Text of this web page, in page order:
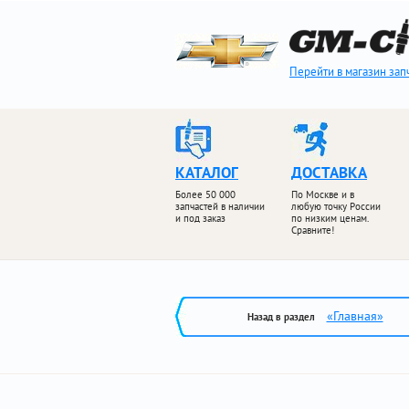
Перейти в магазин
КАТАЛОГ
Более 50 000
запчастей в наличии
и под заказ
ДОСТАВКА
По Москве и в
любую точку России
по низким ценам.
Сравните!
Назад в раздел «Главная»